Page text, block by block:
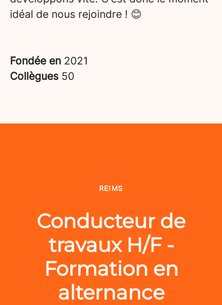
idéal de nous rejoindre ! 😊
Fondée en 2021
Collègues 50
REIMS
Conducteur de
travaux H/F -
Formation en
alternance